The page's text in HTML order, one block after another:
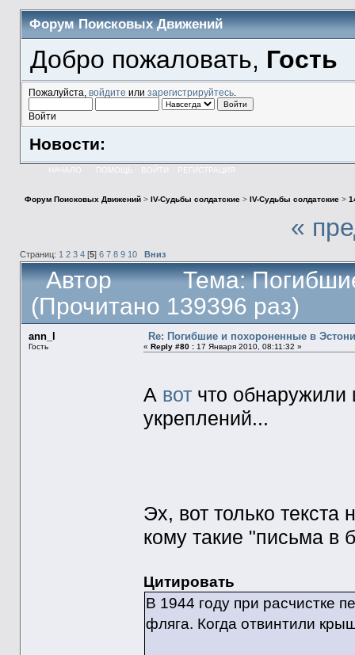
Форум Поисковых Движений
Добро пожаловать, Гость
Пожалуйста, войдите или зарегистрируйтесь.
Войти
Новости:
НАЧАЛО ПОМОЩЬ ВОЙТИ РЕГИСТРАЦИЯ
Форум Поисковых Движений> IV-Судьбы солдатские> IV-Судьбы солдатские>
«
Страниц: 1 2 3 4[5] 6 7 8 9 10 Вниз
Автор
Тема:
(Прочитано 139396 раз)
ann_l
Гость
Re: Погибшие и похороненные в
« Reply #80 :17 Января 2010, 08:11:32 »
А вотчто обнаружили
укреплений...
Эх, вот только текста
кому такие "письма в
Цитировать
В 1944 году при расчистке
фляга. Когда отвинтили